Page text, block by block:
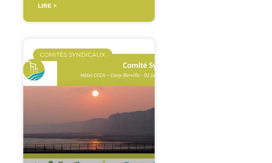
LIRE >
COMITÉS SYNDICAUX